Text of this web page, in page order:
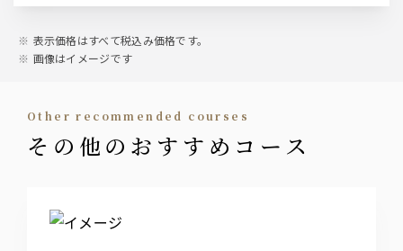
表示価格はすべて税込み価格です。
画像はイメージです
other recommended courses
その他のおすすめコース